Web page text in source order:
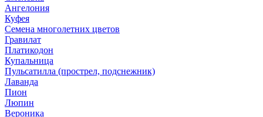
Ангелония
Куфея
Семена многолетних цветов
Гравилат
Платикодон
Купальница
Пульсатилла (прострел, подснежник)
Лаванда
Пион
Люпин
Вероника